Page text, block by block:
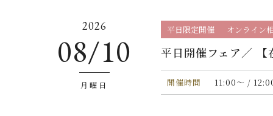
2026
08/10
月曜日
平日限定開催 オンライン
平日開催フェア／
開催時間 11:00〜 /